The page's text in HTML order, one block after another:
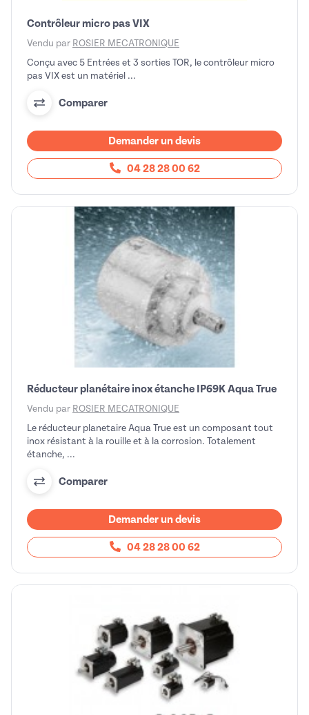
Contrôleur micro pas VIX
Vendu par ROSIER MECATRONIQUE
Conçu avec 5 Entrées et 3 sorties TOR, le contrôleur micro
pas VIX est un matériel ...
Comparer
Demander un devis
04 28 28 00 62
Réducteur planétaire inox étanche IP69K Aqua True
Vendu par ROSIER MECATRONIQUE
Le réducteur planetaire Aqua True est un composant tout
inox résistant à la rouille et à la corrosion. Totalement
étanche, ...
Comparer
Demander un devis
04 28 28 00 62